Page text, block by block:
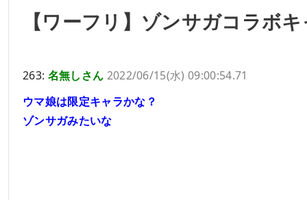
【ワーフリ】ゾンサガコラボ
263: 名無しさん 2022/06/15(水) 09:00:54.71
ウマ娘は限定キャラかな？
ゾンサガみたいな